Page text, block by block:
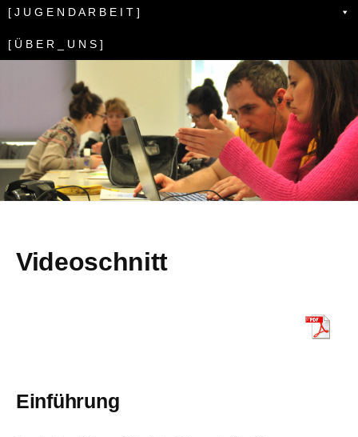
[ J U G E N D A R B E I T ]
[ Ü B E R _ U N S ]
Videoschnitt
Einführung